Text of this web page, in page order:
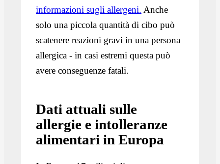
informazioni sugli allergeni. Anche
solo una piccola quantità di cibo può
scatenere reazioni gravi in una persona
allergica - in casi estremi questa può
avere conseguenze fatali.
Dati attuali sulle
allergie e intolleranze
alimentari in Europa